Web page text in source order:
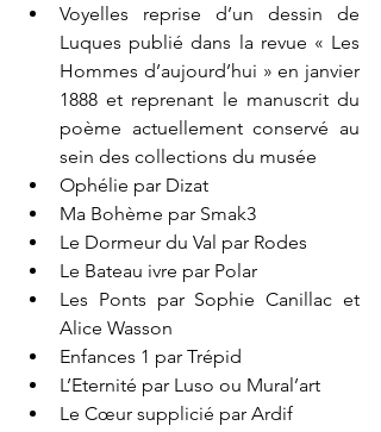
Voyelles reprise d’un dessin de
Luques publié dans la revue « Les
Hommes d’aujourd’hui » en janvier
1888 et reprenant le manuscrit du
poème actuellement conservé au
sein des collections du musée
Ophélie par Dizat
Ma Bohème par Smak3
Le Dormeur du Val par Rodes
Le Bateau ivre par Polar
Les Ponts par Sophie Canillac et
Alice Wasson
Enfances 1 par Trépid
L’Eternité par Luso ou Mural’art
Le Cœur supplicié par Ardif